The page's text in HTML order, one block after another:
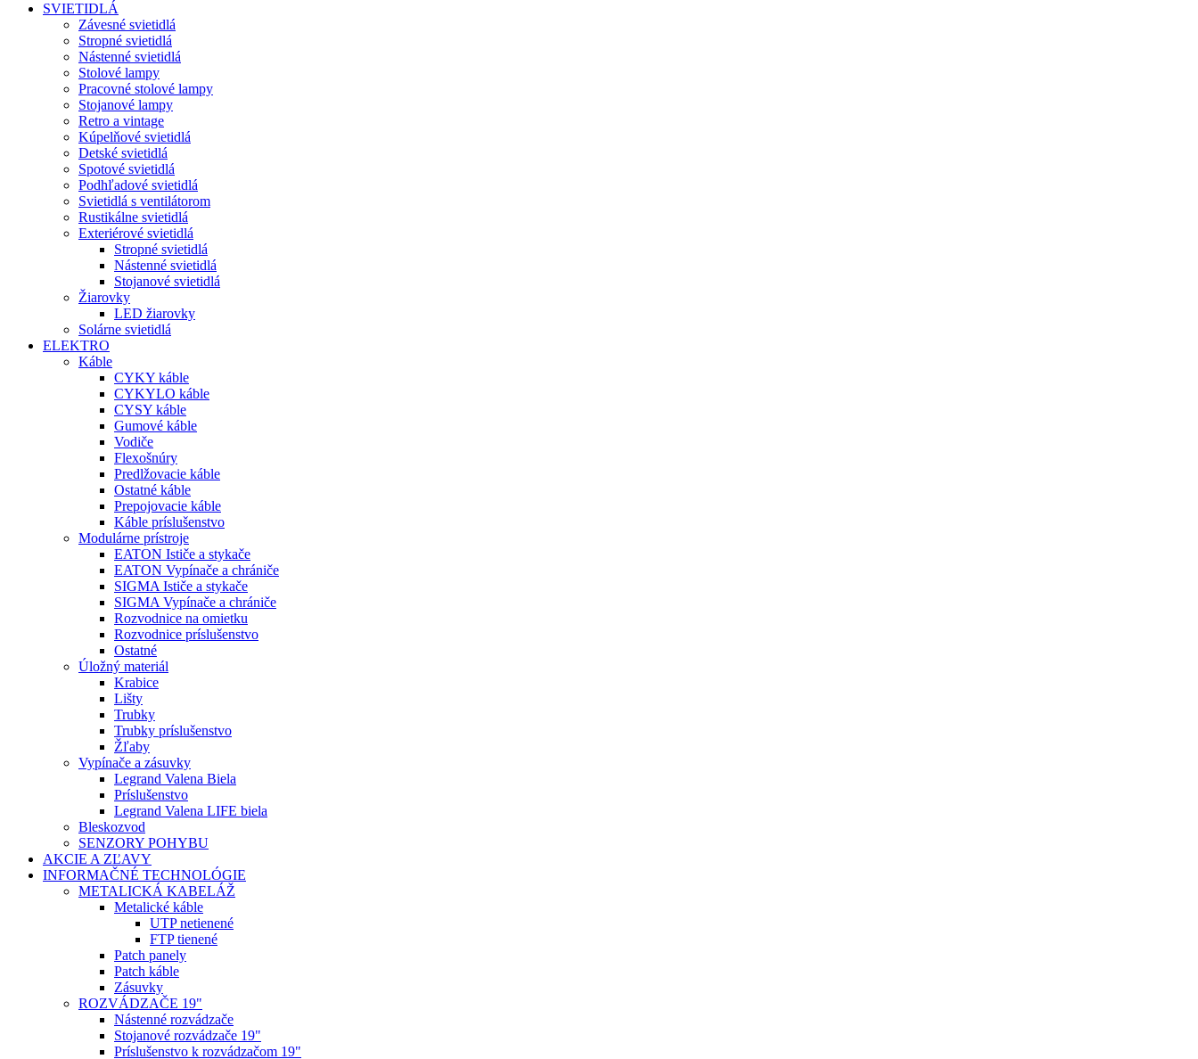
SVIETIDLÁ
Závesné svietidlá
Stropné svietidlá
Nástenné svietidlá
Stolové lampy
Pracovné stolové lampy
Stojanové lampy
Retro a vintage
Kúpelňové svietidlá
Detské svietidlá
Spotové svietidlá
Podhľadové svietidlá
Svietidlá s ventilátorom
Rustikálne svietidlá
Exteriérové svietidlá
Stropné svietidlá
Nástenné svietidlá
Stojanové svietidlá
Žiarovky
LED žiarovky
Solárne svietidlá
ELEKTRO
Káble
CYKY káble
CYKYLO káble
CYSY káble
Gumové káble
Vodiče
Flexošnúry
Predlžovacie káble
Ostatné káble
Prepojovacie káble
Káble príslušenstvo
Modulárne prístroje
EATON Ističe a stykače
EATON Vypínače a chrániče
SIGMA Ističe a stykače
SIGMA Vypínače a chrániče
Rozvodnice na omietku
Rozvodnice príslušenstvo
Ostatné
Úložný materiál
Krabice
Lišty
Trubky
Trubky príslušenstvo
Žľaby
Vypínače a zásuvky
Legrand Valena Biela
Príslušenstvo
Legrand Valena LIFE biela
Bleskozvod
SENZORY POHYBU
AKCIE A ZĽAVY
INFORMAČNÉ TECHNOLÓGIE
METALICKÁ KABELÁŽ
Metalické káble
UTP netienené
FTP tienené
Patch panely
Patch káble
Zásuvky
ROZVÁDZAČE 19"
Nástenné rozvádzače
Stojanové rozvádzače 19"
Príslušenstvo k rozvádzačom 19"